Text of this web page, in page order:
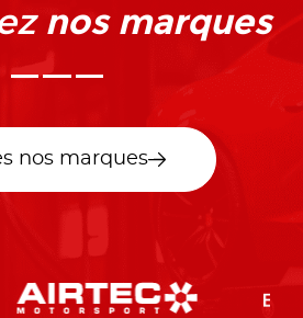
nos marques
nos marques